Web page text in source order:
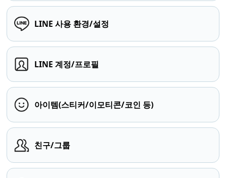
LINE 사용 환경/설정
LINE 계정/프로필
아이템(스티커/이모티콘/코인 등)
친구/그룹